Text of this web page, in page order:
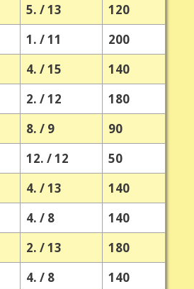
5. / 13
120
1. / 11
200
4. / 15
140
2. / 12
180
8. / 9
90
12. / 12
50
4. / 13
140
4. / 8
140
2. / 13
180
4. / 8
140